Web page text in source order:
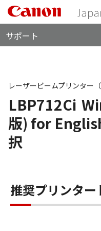
サポート
LBP712Ci
版) for
択
レーザービームプリンター
推奨プリンター